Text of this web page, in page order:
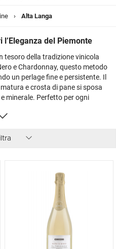
› Alta Langa
del Piemonte
tesoro della tradizione vinicola
e Chardonnay, questo metodo
un perlage fine e persistente. Il
e crosta di pane si sposa
minerale. Perfetto per ogni
indimenticabili: acquista